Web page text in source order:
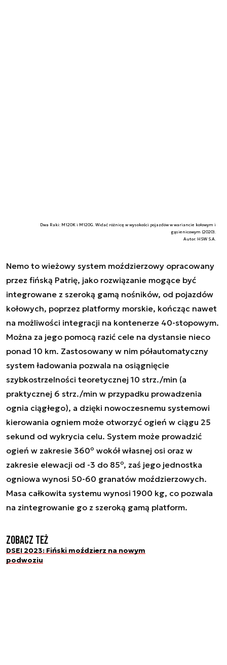
Dwa Raki: M120K i M120G. Widać różnicę w wysokości pojazdów w wariancie kołowym i
gąsienicowym (2020).
Autor. HSW S.A.
Nemo to wieżowy system moździerzowy opracowany
przez fińską Patrię, jako rozwiązanie mogące być
integrowane z szeroką gamą nośników, od pojazdów
kołowych, poprzez platformy morskie, kończąc nawet
na możliwości integracji na kontenerze 40-stopowym.
Można za jego pomocą razić cele na dystansie nieco
ponad 10 km. Zastosowany w nim półautomatyczny
system ładowania pozwala na osiągnięcie
szybkostrzelności teoretycznej 10 strz./min (a
praktycznej 6 strz./min w przypadku prowadzenia
ognia ciągłego), a dzięki nowoczesnemu systemowi
kierowania ogniem może otworzyć ogień w ciągu 25
sekund od wykrycia celu. System może prowadzić
ogień w zakresie 360º wokół własnej osi oraz w
zakresie elewacji od -3 do 85º, zaś jego jednostka
ogniowa wynosi 50-60 granatów moździerzowych.
Masa całkowita systemu wynosi 1900 kg, co pozwala
na zintegrowanie go z szeroką gamą platform.
Zobacz też
DSEI 2023: Fiński moździerz na nowym
podwoziu